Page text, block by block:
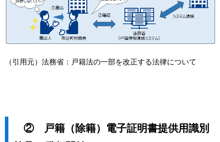
（引用元）法務省：戸籍法の一部を改正する法律について
② 戸籍（除籍）電子証明書提供用識別